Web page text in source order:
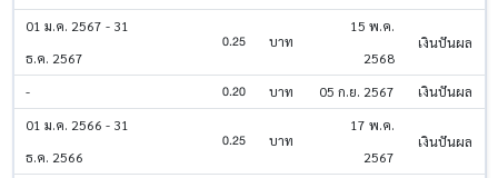
01 ม.ค. 2567 - 31
ธ.ค. 2567
0.25 บาท
15 พ.ค.
2568
เงินปันผล
- 0.20 บาท 05 ก.ย. 2567
เงินปันผล
01 ม.ค. 2566 - 31
ธ.ค. 2566
0.25 บาท
17 พ.ค.
2567
เงินปันผล